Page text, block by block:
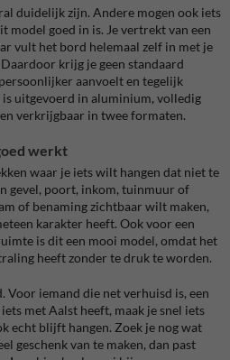
duidelijk zijn. Andere mogen ook iets
model goed in is. Je vertrekt van een
vult het bord helemaal zelf in met je
krijg je geen standaard
aanvoelt en tegelijk
uitgevoerd in aluminium, volledig
verkrijgbaar in twee formaten.
werkt
waar je iets wilt hangen dat niet te
gevel, poort, inkom, tuinmuur of
of benaming zichtbaar wilt maken,
karakter heeft. Ook voor een
is dit een mooi model, omdat het
heeft zonder te druk te worden.
Voor iemand die net verhuisd is, een
met Aalst heeft, maak je snel iets
echt blijft hangen. Zoek je nog wat
geschenk van te maken, dan past